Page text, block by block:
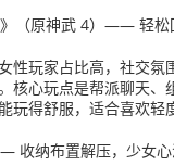
（原神武 4）—— 轻松
性玩家占比高，社交
核心玩点是帮派聊天
玩得舒服，适合喜欢轻
收纳布置解压，少女